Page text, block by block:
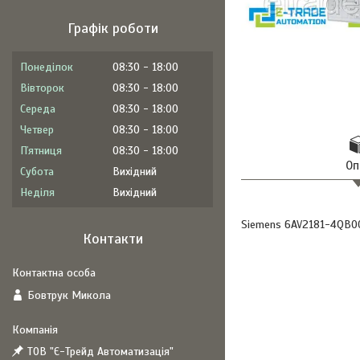
Siemens 6AV2181-
Графік роботи
Понеділок 08:30
18:00
Вівторок
08:30
18:00
Середа
08:30
18:00
Четвер
08:30
18:00
Пʼятниця
08:30
18:00
Субота
Вихідний
Неділя
Вихідний
Контакти
Бовтрук Микола
ТОВ "Є-Трейд Автоматизація"